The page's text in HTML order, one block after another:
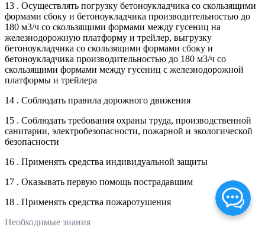
13 . Осуществлять погрузку бетоноукладчика со скользящими
формами сбоку и бетоноукладчика производительностью до
180 м3/ч со скользящими формами между гусениц на
железнодорожную платформу и трейлер, выгрузку
бетоноукладчика со скользящими формами сбоку и
бетоноукладчика производительностью до 180 м3/ч со
скользящими формами между гусениц с железнодорожной
платформы и трейлера
14 . Соблюдать правила дорожного движения
15 . Соблюдать требования охраны труда, производственной
санитарии, электробезопасности, пожарной и экологической
безопасности
16 . Применять средства индивидуальной защиты
17 . Оказывать первую помощь пострадавшим
18 . Применять средства пожаротушения
Необходимые знания